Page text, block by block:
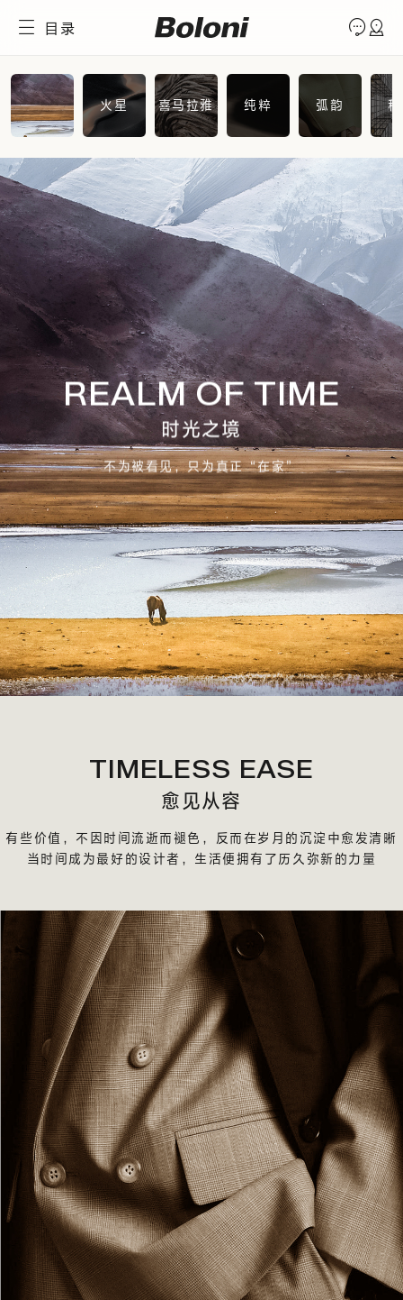
目录
火星 喜马拉雅 纯粹 弧韵
REALM OF TIME
时光之境
不为被看见，只为真正“在家”
TIMELESS EASE
愈见从容
有些价值，不因时间流逝而褪色，反而在岁月的沉淀中愈发清晰
当时间成为最好的设计者，生活便拥有了历久弥新的力量